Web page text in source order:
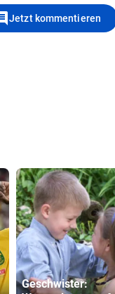
Jetzt kommentieren
Geschwister: